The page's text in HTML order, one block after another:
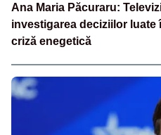
Ana Maria Păcuraru:
investigarea deciziilor luate
criză enegetică